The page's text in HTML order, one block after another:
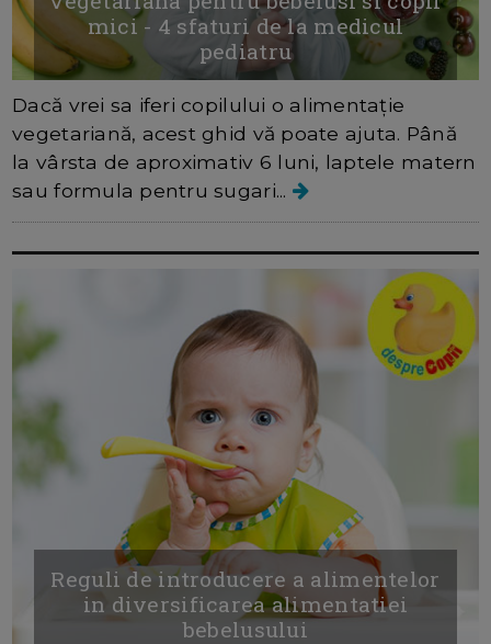
mici - 4 sfaturi de la medicul
pediatru
Dacă vrei sa iferi copilului o alimentație
vegetariană, acest ghid vă poate ajuta. Până
la vârsta de aproximativ 6 luni, laptele matern
sau formula pentru sugari...
Reguli de introducere a alimentelor
in diversificarea alimentatiei
bebelusului